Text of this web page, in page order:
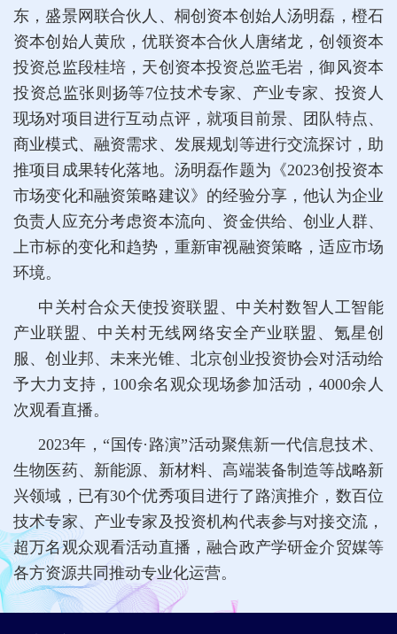
东，盛景网联合伙人、桐创资本创始人汤明磊，橙石
资本创始人黄欣，优联资本合伙人唐绪龙，创领资本
投资总监段桂培，天创资本投资总监毛岩，御风资本
投资总监张则扬等7位技术专家、产业专家、投资人
现场对项目进行互动点评，就项目前景、团队特点、
商业模式、融资需求、发展规划等进行交流探讨，助
推项目成果转化落地。汤明磊作题为《2023创投资本
市场变化和融资策略建议》的经验分享，他认为企业
负责人应充分考虑资本流向、资金供给、创业人群、
上市标的变化和趋势，重新审视融资策略，适应市场
环境。
中关村合众天使投资联盟、中关村数智人工智能
产业联盟、中关村无线网络安全产业联盟、氪星创
服、创业邦、未来光锥、北京创业投资协会对活动给
予大力支持，100余名观众现场参加活动，4000余人
次观看直播。
2023年，“国传·路演”活动聚焦新一代信息技术、
生物医药、新能源、新材料、高端装备制造等战略新
兴领域，已有30个优秀项目进行了路演推介，数百位
技术专家、产业专家及投资机构代表参与对接交流，
超万名观众观看活动直播，融合政产学研金介贸媒等
各方资源共同推动专业化运营。